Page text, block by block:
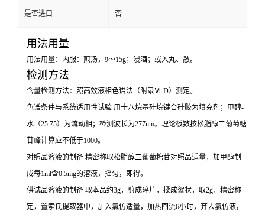
是否进口 否
用法用量
用法用量：内服：煎汤，9～15g；浸酒；或入丸、散。
检测方法
含量检测方法：照高效液相色谱法（附录Ⅵ D）测定。
色谱条件与系统适用性试验 用十八烷基硅烷键合硅胶为填充剂；甲醇-
水（25:75）为流动相；检测波长为277nm。理论板数按松脂醇二葡萄糖
苷峰计算应不低于1000。
对照品溶液的制备 精密称取松脂醇二葡萄糖苷对照品适量，加甲醇制
成每1ml含0.5mg的溶液，摇匀，即得。
供试品溶液的制备 取本品约3g，剪成碎片，揉成絮状，取2g，精密称
定，置索氏提取器中，加入氯仿适量，加热回流6小时，弃去氯仿液，